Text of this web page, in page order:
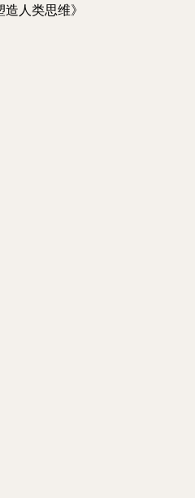
人类思维》